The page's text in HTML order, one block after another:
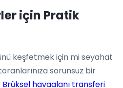
için Pratik
keşfetmek için mi seyahat
sorunsuz bir
Brüksel havaalanı transferi